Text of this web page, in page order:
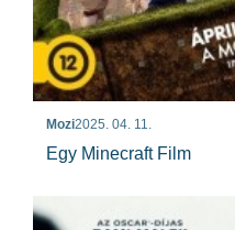
Mozi2025. 04. 11.
Egy Minecraft Film